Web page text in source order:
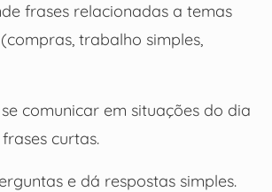
frases relacionadas a temas
trabalho simples,
comunicar em situações do dia
curtas.
e dá respostas simples.